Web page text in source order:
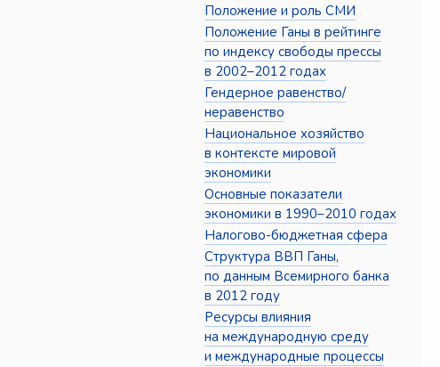
Положение и роль СМИ
Положение Ганы в рейтинге
по индексу свободы прессы
в 2002–2012 годах
Гендерное равенство/
неравенство
Национальное хозяйство
в контексте мировой
экономики
Основные показатели
экономики в 1990–2010 годах
Налогово-бюджетная сфера
Структура ВВП Ганы,
по данным Всемирного банка
в 2012 году
Ресурсы влияния
на международную среду
и международные процессы